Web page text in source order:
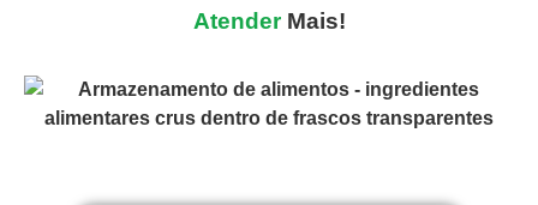
Atender Mais!